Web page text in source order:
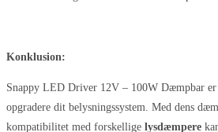
Konklusion:
Snappy LED Driver 12V – 100W Dæmpbar
opgradere dit belysningssystem. Med dens
kompatibilitet med forskellige lysdæmpere